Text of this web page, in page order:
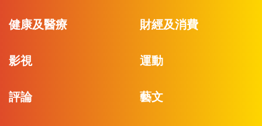
健康及醫療 財經及消費
影視 運動
評論 藝文